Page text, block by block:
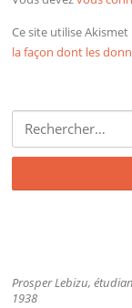
Ce site utilise
la façon dont les
Rechercher :
Prosper Lebizu,
1938